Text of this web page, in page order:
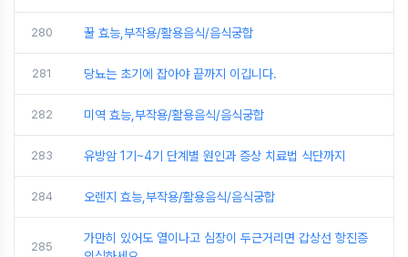
280 꿀 효능,부작용/활용음식/음식궁합
281 당뇨는 초기에 잡아야 끝까지 이깁니다.
282 미역 효능,부작용/활용음식/음식궁합
283 유방암 1기~4기 단계별 원인과 증상 치료법 식단까지
284 오렌지 효능,부작용/활용음식/음식궁합
285
가만히 있어도 열이나고 심장이 두근거리면 갑상선 항진증